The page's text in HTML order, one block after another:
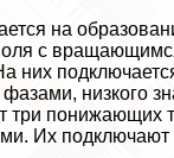
на
с
них
низкого
три понижающих
Их подключают